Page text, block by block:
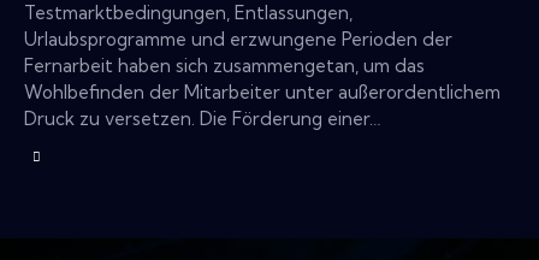
Testmarktbedingungen, Entlassungen,
Urlaubsprogramme und erzwungene Perioden der
Fernarbeit haben sich zusammengetan, um das
Wohlbefinden der Mitarbeiter unter außerordentlichem
Druck zu versetzen. Die Förderung einer…